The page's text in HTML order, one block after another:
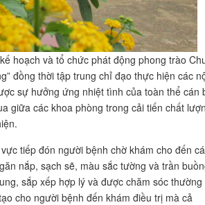
hoạch và tổ chức phát động phong trào
đồng thời tập trung chỉ đạo thực hiện các
sự hưởng ứng nhiệt tình của toàn thể cán
giữa các khoa phòng trong cải tiến chất
tiếp đón người bệnh chờ khám cho đến
nắp, sạch sẽ, màu sắc tường và trần
sắp xếp hợp lý và được chăm sóc thường
cho người bệnh đến khám điều trị mà cả